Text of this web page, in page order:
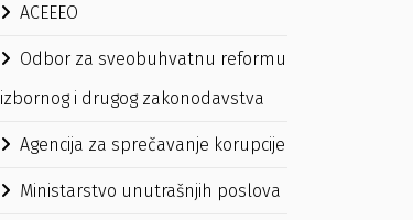
ACEEEO
Odbor za sveobuhvatnu reformu
izbornog i drugog zakonodavstva
Agencija za sprečavanje korupcije
Ministarstvo unutrašnjih poslova